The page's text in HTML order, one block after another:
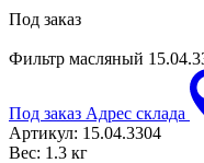
Под заказ
Фильтр масляный
Под заказ Адрес склада
Артикул: 15.04.3304
Вес: 1.3 кг